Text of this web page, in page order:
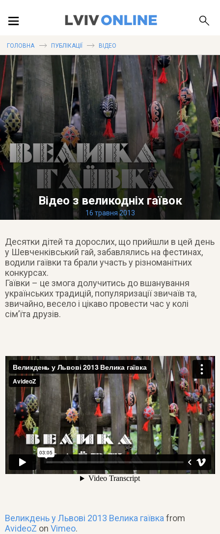
ЛОКАЦІЇ
ПУБЛІКАЦІЇ
ДОВІДКА
ГОЛОВНА ПУБЛІКАЦІЇ ВІДЕО
Відео з великодніх гаївок
16 травня 2013
Десятки дітей та дорослих, що прийшли в цей день
у Шевченківський гай, забавлялись на фестинах,
водили гаївки та брали участь у різноманітних
конкурсах.
Гаївки – це змога долучитись до вшанування
українських традицій, популяризації звичаїв та,
звичайно, весело і цікаво провести час у колі
сім’їта друзів.
Великдень у Львові 2013 Велика гаївка from
AvideoZ on Vimeo.